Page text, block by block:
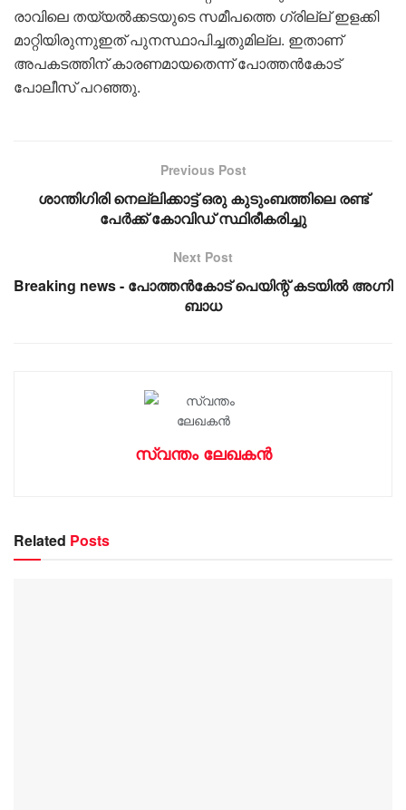
രാവിലെ തയ്യൽക്കടയുടെ സമീപത്തെ ഗ്രില്ല് ഇളക്കി
മാറ്റിയിരുന്നുഇത് പുനസ്ഥാപിച്ചതുമില്ല. ഇതാണ്
അപകടത്തിന് കാരണമായതെന്ന് പോത്തൻകോട്
പോലീസ് പറഞ്ഞു.
Previous Post
ശാന്തിഗിരി നെല്ലിക്കാട്ട് ഒരു കുടുംബത്തിലെ രണ്ട്
പേർക്ക് കോവിഡ് സ്ഥിരീകരിച്ചു
Next Post
Breaking news - പോത്തൻകോട് പെയിന്റ് കടയിൽ അഗ്നി
ബാധ
സ്വന്തം ലേഖകൻ
Related Posts